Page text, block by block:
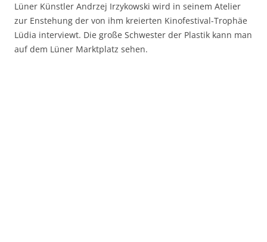
Lüner Künstler Andrzej Irzykowski wird in seinem Atelier
zur Enstehung der von ihm kreierten Kinofestival-Trophäe
Lüdia interviewt. Die große Schwester der Plastik kann man
auf dem Lüner Marktplatz sehen.